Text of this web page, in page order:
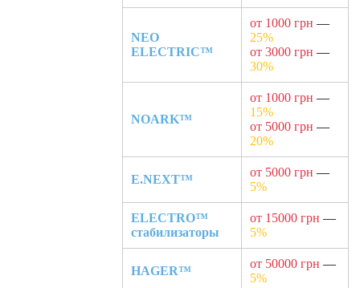
NEO
ELECTRIC™
от 1000 грн —
25%
от 3000 грн —
30%
NOARK™
от 1000 грн —
15%
от 5000 грн —
20%
E.NEXT™
от 5000 грн —
5%
ELECTRO™
стабилизаторы
от 15000 грн —
5%
HAGER™
от 50000 грн —
5%